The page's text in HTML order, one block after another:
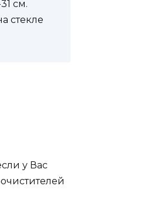
см.
стекле
у Вас